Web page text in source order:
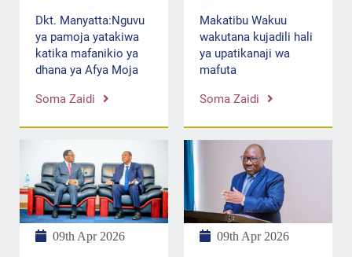
Dkt. Manyatta:Nguvu
ya pamoja yatakiwa
katika mafanikio ya
dhana ya Afya Moja
Soma Zaidi
Makatibu Wakuu
wakutana kujadili hali
ya upatikanaji wa
mafuta
Soma Zaidi
09th Apr 2026 09th Apr 2026